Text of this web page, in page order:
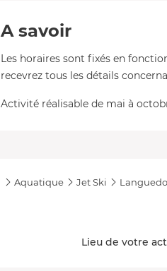
A savoir
Les horaires sont fixés en
recevrez tous les détails
Activité réalisable de mai à
Aquatique Jet Ski
Lieu de votre